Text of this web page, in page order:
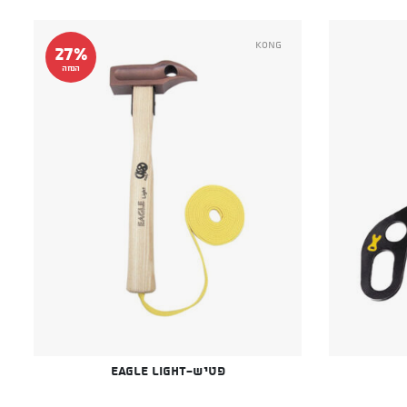
27%
הנחה
Kong
פטיש-Eagle Light